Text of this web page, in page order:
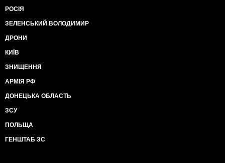
РОСІЯ
ЗЕЛЕНСЬКИЙ ВОЛОДИМИР
ДРОНИ
КИЇВ
ЗНИЩЕННЯ
АРМІЯ РФ
ДОНЕЦЬКА ОБЛАСТЬ
ЗСУ
ПОЛЬЩА
ГЕНШТАБ ЗС